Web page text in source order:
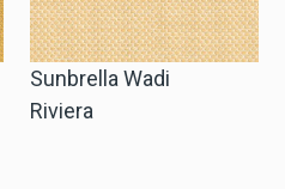
Sunbrella Wadi
Riviera